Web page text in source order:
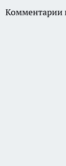
Комментарии